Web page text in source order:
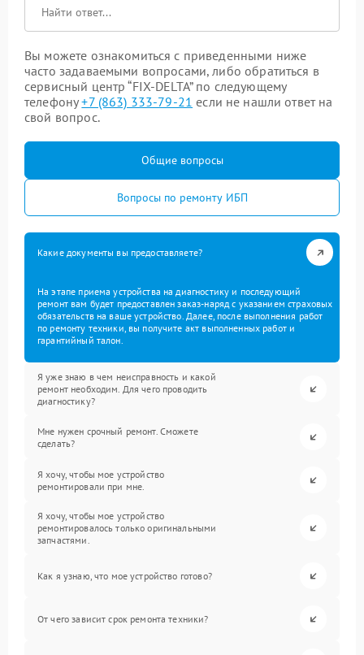
Вы можете ознакомиться с приведенными ниже
часто задаваемыми вопросами, либо обратиться в
сервисный центр “FIX-DELTA” по следующему
телефону+7 (863) 333-79-21 если не нашли ответ на
свой вопрос.
Общие вопросы
Вопросы по ремонту ИБП
Какие документы вы предоставляете?
На этапе приема устройства на диагностику и последующий
ремонт вам будет предоставлен заказ-наряд с указанием страховых
обязательств на ваше устройство. Далее, после выполнения работ
по ремонту техники, вы получите акт выполненных работ и
гарантийный талон.
Я уже знаю в чем неисправность и какой
ремонт необходим. Для чего проводить
диагностику?
Мне нужен срочный ремонт. Сможете
сделать?
Я хочу, чтобы мое устройство
ремонтировали при мне.
Я хочу, чтобы мое устройство
ремонтировалось только оригинальными
запчастями.
Как я узнаю, что мое устройство готово?
От чего зависит срок ремонта техники?